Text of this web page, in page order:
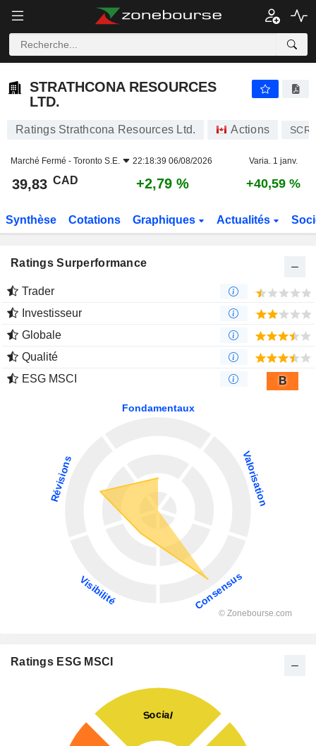
STRATHCONA RESOURCES
LTD.
Ratings Strathcona Resources Ltd. Actions SCR
Marché Fermé - Toronto S.E. 22:18:39 06/08/2026 Varia. 1 janv.
39,83 CAD +2,79 % +40,59 %
Synthèse Cotations Graphiques Actualités
Ratings Surperformance
Trader
Investisseur
Globale
Qualité
ESG MSCI
B
Ratings ESG MSCI